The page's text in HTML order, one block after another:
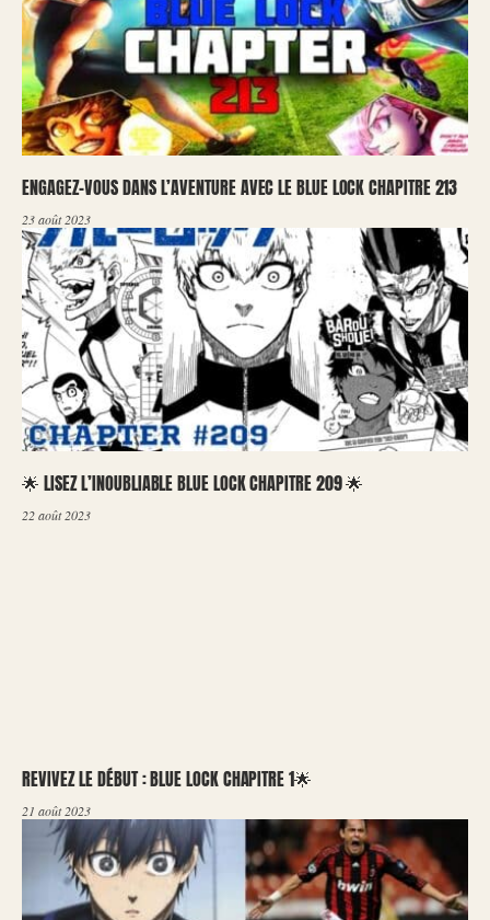
ENGAGEZ-VOUS DANS L’AVENTURE AVEC LE BLUE LOCK CHAPITRE 213
23 août 2023
🌟 LISEZ L’INOUBLIABLE BLUE LOCK CHAPITRE 209 🌟
22 août 2023
REVIVEZ LE DÉBUT : BLUE LOCK CHAPITRE 1🌟
21 août 2023